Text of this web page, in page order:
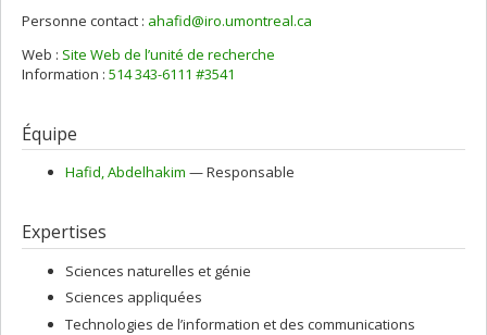
Personne contact : ahafid@iro.umontreal.ca
Web : Site Web de l’unité de recherche
Information : 514 343-6111 #3541
Équipe
Hafid, Abdelhakim — Responsable
Expertises
Sciences naturelles et génie
Sciences appliquées
Technologies de l’information et des communications